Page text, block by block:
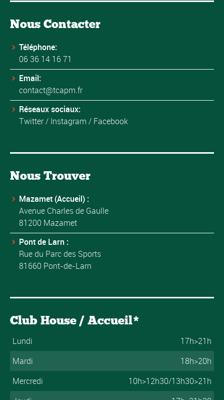
Nous Contacter
Téléphone:
06 36 14 16 71
Email:
contact@tcapm.fr
Réseaux sociaux:
Twitter/ Instagram / Facebook
Nous Trouver
Mazamet (Accueil) :
Avenue Charles de Gaulle
81200 Mazamet
Pont de Larn :
Rue du Parc des Sports
81660 Pont-de-Larn
Club House / Accueil*
Lundi
17h>21h
Mardi
18h>20h
Mercredi
10h>12h30/13h30>21h